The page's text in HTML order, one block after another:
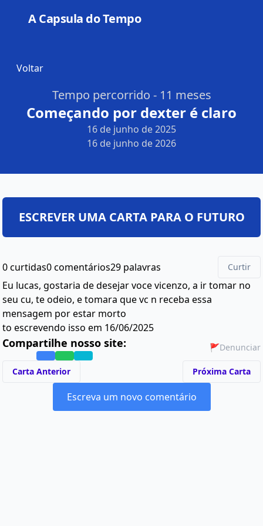
A Capsula do Tempo
Voltar
Tempo percorrido - 11 meses
Começando por dexter é claro
16 de junho de 2025
16 de junho de 2026
0 curtidas0 comentários29 palavras Curtir
Eu lucas, gostaria de desejar voce vicenzo, a ir tomar no
seu cu, te odeio, e tomara que vc n receba essa
mensagem por estar morto
to escrevendo isso em 16/06/2025
Compartilhe nosso site: 🚩Denunciar
Carta Anterior Próxima Carta
Escreva um novo comentário
ESCREVER UMA CARTA PARA O FUTURO